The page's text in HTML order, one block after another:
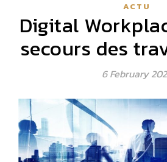
ACTU
Digital
secours des
6 February